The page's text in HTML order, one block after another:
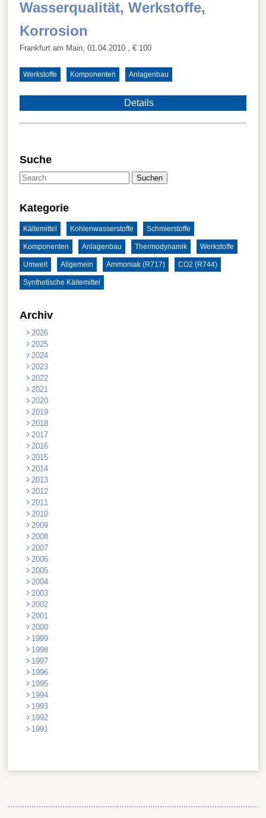
Wasserqualität, Werkstoffe,
Korrosion
Frankfurt am Main, 01.04.2010 , € 100
Werkstoffe Komponenten Anlagenbau
Details
Suche
Suchen
Kategorie
Kältemittel Kohlenwasserstoffe Schmierstoffe
Komponenten Anlagenbau Thermodynamik Werkstoffe
Umwelt Allgemein Ammoniak (R717) CO2 (R744)
Synthetische Kältemittel
Archiv
2026
2025
2024
2023
2022
2021
2020
2019
2018
2017
2016
2015
2014
2013
2012
2011
2010
2009
2008
2007
2006
2005
2004
2003
2002
2001
2000
1999
1998
1997
1996
1995
1994
1993
1992
1991